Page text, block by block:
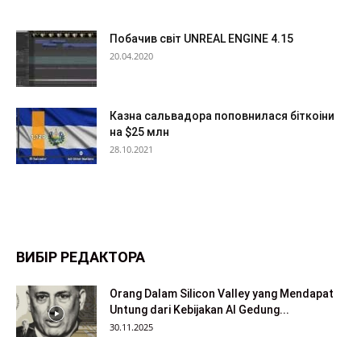
Побачив світ UNREAL ENGINE 4.15
20.04.2020
Казна сальвадора поповнилася біткоіни
на $25 млн
28.10.2021
ВИБІР РЕДАКТОРА
Orang Dalam Silicon Valley yang Mendapat
Untung dari Kebijakan AI Gedung...
30.11.2025